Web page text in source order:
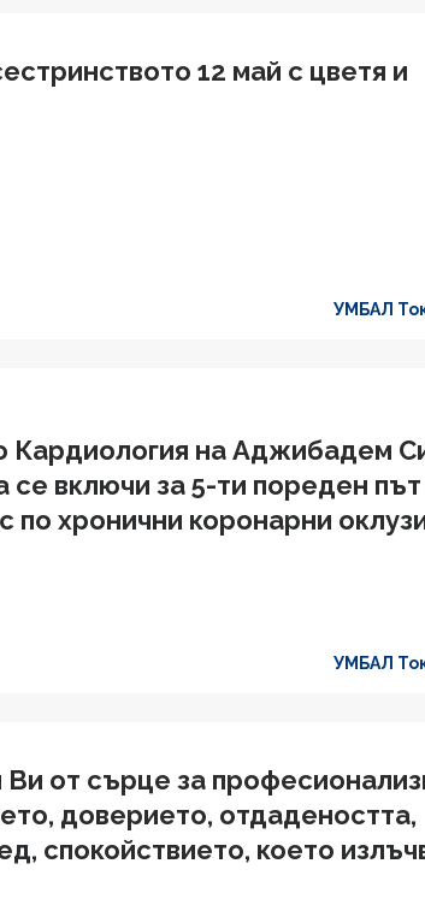
12 май с цветя и
УМБАЛ
Кардиология на Аджибадем
се включи за 5-ти пореден
по хронични коронарни
УМБАЛ
от сърце за
доверието, отдадеността,
спокойствието, което